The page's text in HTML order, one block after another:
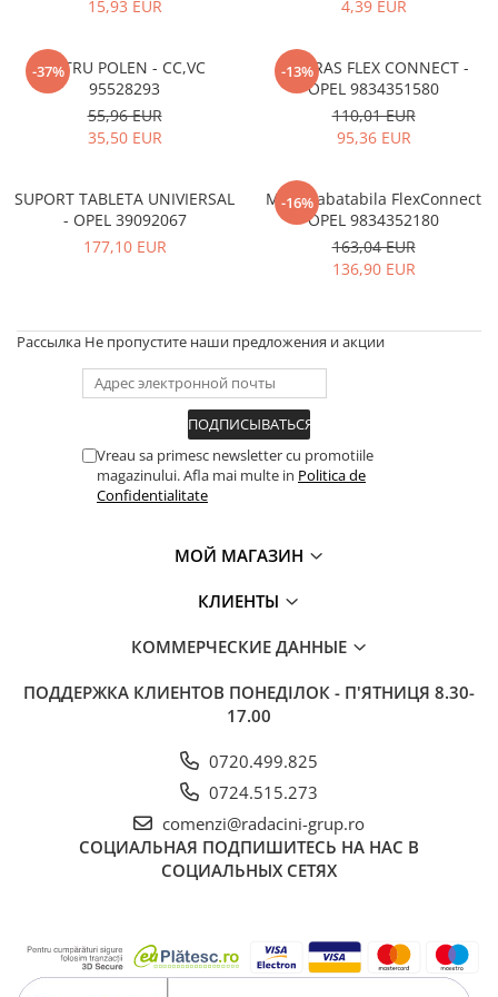
TIGRA-B 2004-2009
prezent
S-CROSS HYBRID 48V 2022-prezent
VITARA 2015-prezent
VITARA Hybrid 48V 2020-prezent
prezent
eVitara 2025-prezent
15,93 EUR
4,39 EUR
-37%
FILTRU POLEN - CC,VC
95528293
55,96 EUR
35,50 EUR
-13%
UMERAS FLEX CONNECT -
OPEL 9834351580
110,01 EUR
95,36 EUR
SUPORT TABLETA UNIVIERSAL
- OPEL 39092067
177,10 EUR
-16%
Masa rabatabila FlexConnect
OPEL 9834352180
163,04 EUR
136,90 EUR
Рассылка Не пропустите наши предложения и акции
Vreau sa primesc newsletter cu promotiile
magazinului. Afla mai multe in Politica de
Confidentialitate
МОЙ МАГАЗИН
КЛИЕНТЫ
КОММЕРЧЕСКИЕ ДАННЫЕ
ПОДДЕРЖКА КЛИЕНТОВ ПОНЕДІЛОК - П'ЯТНИЦЯ 8.30-
17.00
0720.499.825
0724.515.273
comenzi@radacini-grup.ro
СОЦИАЛЬНАЯ ПОДПИШИТЕСЬ НА НАС В
СОЦИАЛЬНЫХ СЕТЯХ